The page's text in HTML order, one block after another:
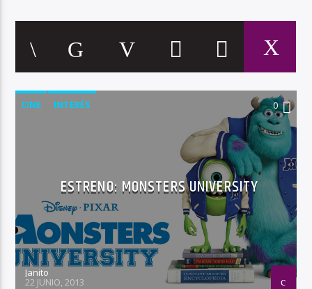
CINE INTERÉS 0
ESTRENO: MONSTERS UNIVERSITY
Janito
22 JUNIO, 2013